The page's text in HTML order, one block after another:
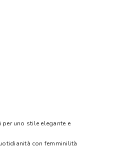
uno stile elegante e
con femminilità